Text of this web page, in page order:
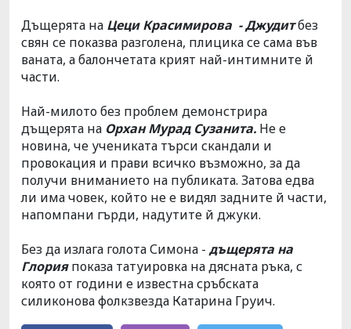
Дъщерята на Цеци Красимирова - Джудитбез
свян се показва разголена, плицика се сама във
ваната, а балончетата крият най-интимните й
части.
Най-милото без проблем демонстрира
дъщерята на Орхан Мурад Сузанита. Не е
новина, че учениката търси скандали и
провокация и прави всичко възможно, за да
получи вниманието на публиката. Затова едва
ли има човек, който не е видял задните й части,
напомпани гърди, надутите й джуки.
Без да излага голота Симона - дъщерята на
Глория показа татуировка на дясната ръка, с
която от години е известна сръбската
силиконова фолкзвезда Катарина Груич.